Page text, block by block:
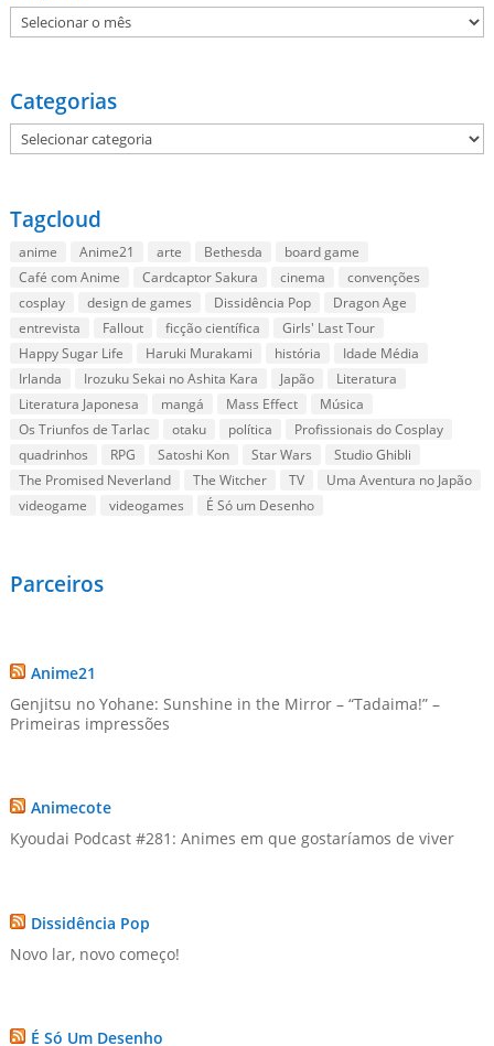
Arquivo
Categorias
Categorias
Tagcloud
anime Anime21 arte Bethesda
board game
Café com Anime
Cardcaptor Sakura cinema
convenções
cosplay
design de games Dissidência Pop
Dragon Age
entrevista
Fallout ficção científica
Girls' Last Tour
Happy Sugar Life
Haruki Murakami história
Idade Média
Irlanda
Irozuku Sekai no Ashita Kara Japão
Literatura
Literatura Japonesa
mangá Mass Effect
Música
Os Triunfos de Tarlac
otaku política
Profissionais do Cosplay
quadrinhos
RPG Satoshi Kon Star Wars
Studio Ghibli
The Promised Neverland
The Witcher TV
Uma Aventura no Japão
videogame
videogames É Só um Desenho
Parceiros
Anime21
Genjitsu no Yohane: Sunshine in the Mirror – “Tadaima!” –
Primeiras impressões
Animecote
Kyoudai Podcast #281: Animes em que gostaríamos de viver
Dissidência Pop
Novo lar, novo começo!
É Só Um Desenho